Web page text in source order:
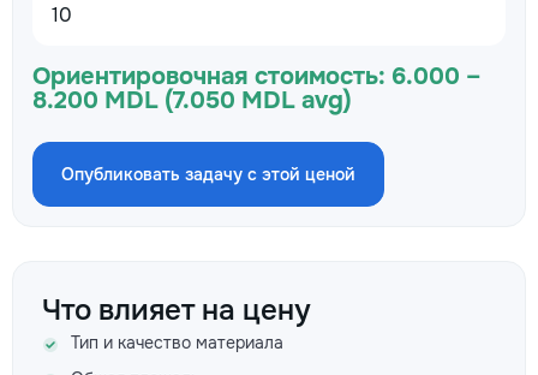
Ориентировочная стоимость: 6.000 –
8.200 MDL (7.050 MDL avg)
Опубликовать задачу с этой ценой
Что влияет на цену
Тип и качество материала